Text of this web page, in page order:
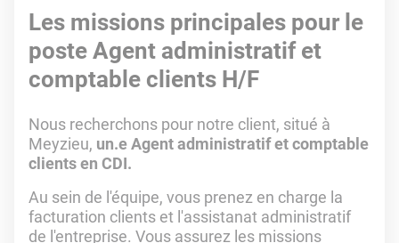
Les missions principales pour le
poste Agent administratif et
comptable clients H/F
Nous recherchons pour notre client, situé à
Meyzieu, un.e Agent administratif et comptable
clients en CDI.
Au sein de l'équipe, vous prenez en charge la
facturation clients et l'assistanat administratif
de l'entreprise. Vous assurez les missions